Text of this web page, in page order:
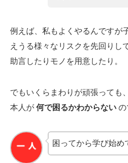
例えば、私もよくやるんですが
えうる様々なリスクを先回りし
助言したりモノを用意したり。
でもいくらまわりが頑張っても
本人が 何で困るかわからない の
困ってから学び始め